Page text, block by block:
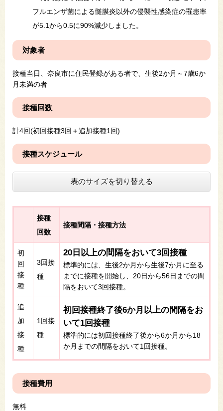
フルエンザ菌による髄膜炎以外の侵襲性感染症の罹患率
が5.1から0.5に90%減少しました。
対象者
接種当日、奈良市に住民登録がある者で、生後2か月～7歳6か
月未満の者
接種回数
計4回(初回接種3回＋追加接種1回)
接種スケジュール
表のサイズを切り替える
接種
回数
接種間隔・接種方法
初
回
接
種
3回接
種
20日以上の間隔をおいて3回接種
標準的には、生後2か月から生後7か月に至る
までに接種を開始し、20日から56日までの間
隔をおいて3回接種。
追
加
接
種
1回接
種
初回接種終了後6か月以上の間隔をお
いて1回接種
標準的には初回接種終了後から6か月から18
か月までの間隔をおいて1回接種。
接種費用
無料